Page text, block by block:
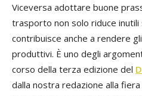
Viceversa adottare buone
trasporto non solo riduce
contribuisce anche a rendere
produttivi. È uno degli
corso della terza edizione del
dalla nostra redazione alla